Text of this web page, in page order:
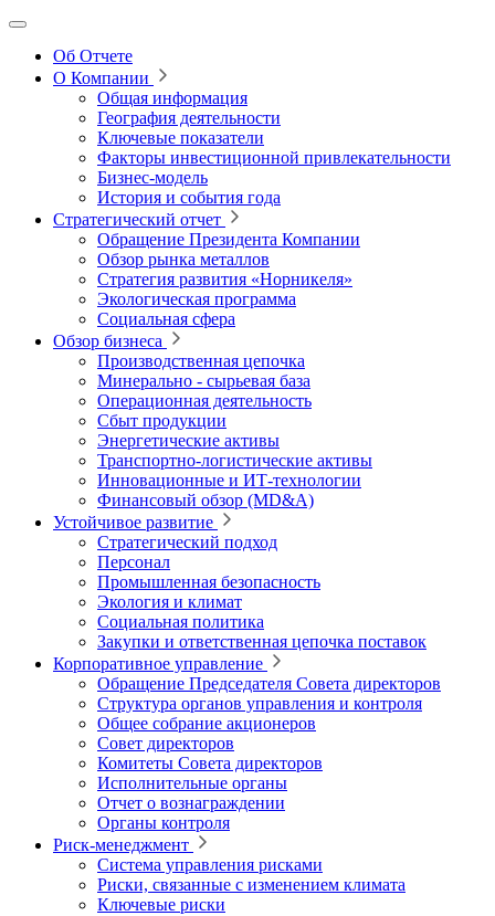
Об Отчете
О Компании
Общая информация
География деятельности
Ключевые показатели
Факторы инвестиционной привлекательности
Бизнес-модель
История и события года
Стратегический отчет
Обращение Президента Компании
Обзор рынка металлов
Стратегия развития «Норникеля»
Экологическая программа
Социальная сфера
Обзор бизнеса
Производственная цепочка
Минерально ‑ сырьевая база
Операционная деятельность
Сбыт продукции
Энергетические активы
Транспортно-логистические активы
Инновационные и ИТ‑технологии
Финансовый обзор (MD&A)
Устойчивое развитие
Стратегический подход
Персонал
Промышленная безопасность
Экология и климат
Социальная политика
Закупки и ответственная цепочка поставок
Корпоративное управление
Обращение Председателя Совета директоров
Структура органов управления и контроля
Общее собрание акционеров
Совет директоров
Комитеты Совета директоров
Исполнительные органы
Отчет о вознаграждении
Органы контроля
Риск-менеджмент
Система управления рисками
Риски, связанные с изменением климата
Ключевые риски